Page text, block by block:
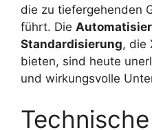
die zu tiefergehenden
führt. Die
Standardisierung, die
bieten, sind heute
und wirkungsvolle